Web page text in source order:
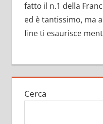
fatto il n.1 della
ed è tantissimo, ma
fine ti esaurisce
Cerca